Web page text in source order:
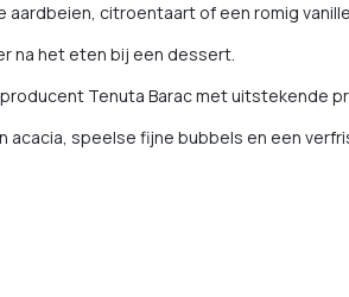
citroentaart of een romig
na het eten bij een dessert.
Tenuta Barac met uitstekende
acacia, speelse fijne bubbels en een